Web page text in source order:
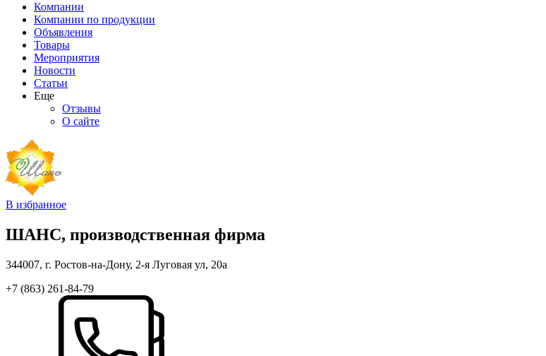
Компании
Компании по продукции
Объявления
Товары
Мероприятия
Новости
Статьи
Еще
Отзывы
О сайте
В избранное
ШАНС, производственная фирма
344007, г. Ростов-на-Дону, 2-я Луговая ул, 20а
+7 (863) 261-84-79